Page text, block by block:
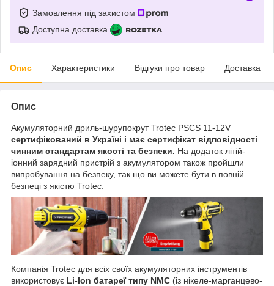
Замовлення під захистом
Доступна доставка
Опис Характеристики Відгуки про товар Доставка
Опис
Акумуляторний дриль-шурупокрут Trotec PSCS 11-12V
сертифікований в Україні і має сертифікат відповідності
чинним стандартам якості та безпеки. На додаток літій-
іонний зарядний пристрій з акумулятором також пройшли
випробування на безпеку, так що ви можете бути в повній
безпеці з якістю Trotec.
Компанія Trotec для всіх своїх акумуляторних інструментів
використовує Li-Ion батареї типу NMC (із нікеле-марганцево-